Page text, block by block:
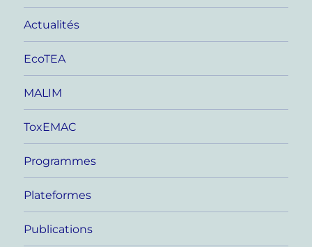
Actualités
EcoTEA
MALIM
ToxEMAC
Programmes
Plateformes
Publications